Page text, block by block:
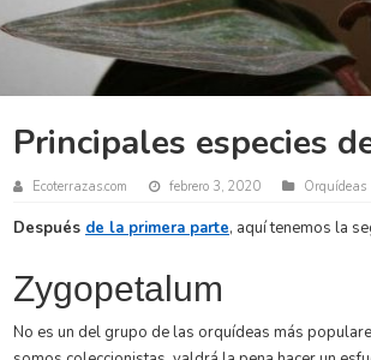
Principales especies
Ecoterrazas.com febrero 3, 2020 Orquídeas
Después de la primera parte, aquí tenemos la
Zygopetalum
No es un del grupo de las orquídeas más